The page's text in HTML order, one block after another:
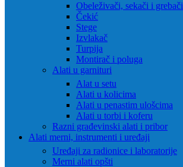
Obeleživači, sekači i grebači
Čekić
Stege
Izvlakač
Turpija
Montirač i poluga
Alati u garnituri
Alat u setu
Alati u kolicima
Alati u penastim ulošcima
Alati u torbi i koferu
Razni građevinski alati i pribor
Alati merni, instrumenti i uređaji
Uređaji za radionice i laboratorije
Merni alati opšti